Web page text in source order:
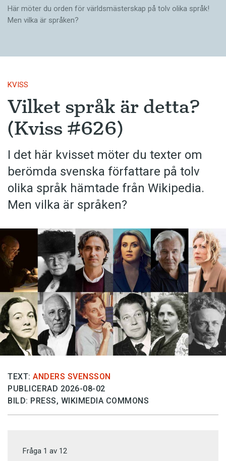
Här möter du orden för världsmästerskap på tolv olika språk!
Men vilka är språken?
KVISS
Vilket språk är detta?
(Kviss #626)
I det här kvisset möter du texter om
berömda svenska författare på tolv
olika språk hämtade från Wikipedia.
Men vilka är språken?
TEXT: ANDERS SVENSSON
PUBLICERAD 2026-08-02
BILD: PRESS, WIKIMEDIA COMMONS
Fråga 1 av 12